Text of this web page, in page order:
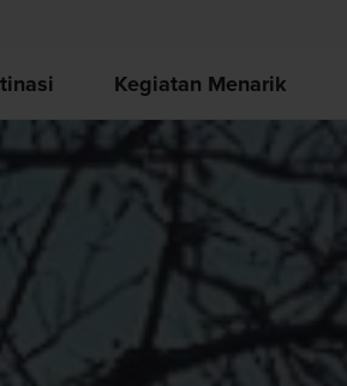
Kegiatan Menarik